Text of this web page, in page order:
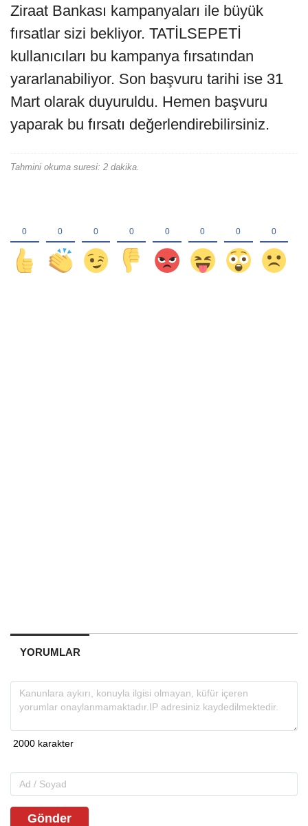
Ziraat Bankası kampanyaları ile büyük
fırsatlar sizi bekliyor. TATİLSEPETİ
kullanıcıları bu kampanya fırsatından
yararlanabiliyor. Son başvuru tarihi ise 31
Mart olarak duyuruldu. Hemen başvuru
yaparak bu fırsatı değerlendirebilirsiniz.
Tahmini okuma suresi: 2 dakika.
YORUMLAR
Gönder